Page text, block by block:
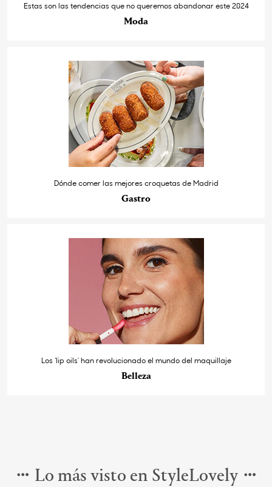
Estas son las tendencias que no queremos abandonar este 2024
Moda
Dónde comer las mejores croquetas de Madrid
Gastro
Los ‘lip oils’ han revolucionado el mundo del maquillaje
Belleza
Lo más visto en StyleLovely